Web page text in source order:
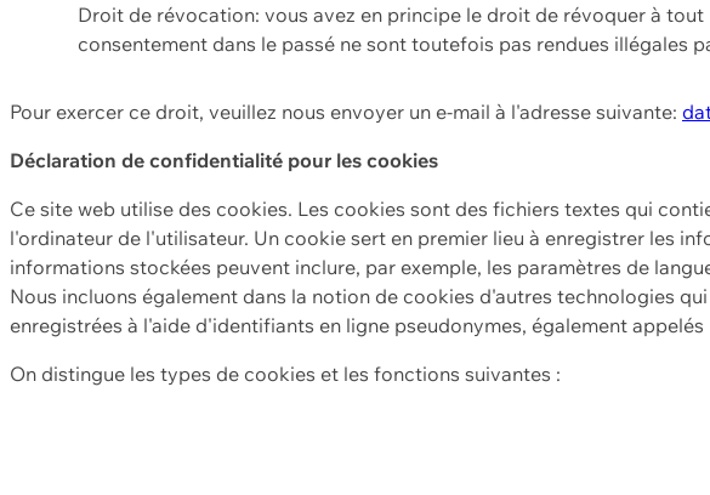
Droit de révocation: vous avez en principe le droit de révoquer à
consentement dans le passé ne sont toutefois pas rendues illégales
Pour exercer ce droit, veuillez nous envoyer un e-mail à l'adresse suivante:
Déclaration de confidentialité pour les cookies
Ce site web utilise des cookies. Les cookies sont des fichiers textes qui
l'ordinateur de l'utilisateur. Un cookie sert en premier lieu à enregistrer les
informations stockées peuvent inclure, par exemple, les paramètres de
Nous incluons également dans la notion de cookies d'autres technologies
enregistrées à l'aide d'identifiants en ligne pseudonymes, également
On distingue les types de cookies et les fonctions suivantes :